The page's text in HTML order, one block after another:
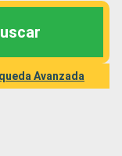
Avanzada